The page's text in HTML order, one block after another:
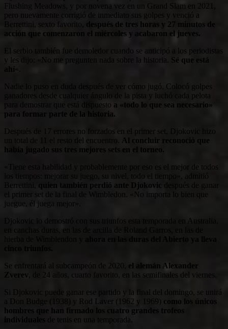
Flushing Meadows, y por novena vez en un Grand Slam en 2021,
pero nuevamente corrigió de inmediato sus golpes y venció a
Berrettini, sexto favorito,
después de tres horas y 27 minutos de
acción que comenzaron el miércoles y acabaron el jueves.
El serbio también fue demoledor cuando se anticipó a los periodistas
y les dijo: «No me pregunten nada sobre la historia. Sé que está
ahí«.
Nadie lo puso en duda después de ver cómo jugó. Colocó golpes
ganadores desde cualquier ángulo de la pista y luchó cada pelota
para demostrar que está dispuesto a «todo lo que sea necesario»
para formar parte de la historia.
Después de 17 errores no forzados en el primer set, Djokovic hizo
un total de 11 el resto del encuentro.
Al concluir reconoció que
había jugado sus tres mejores sets en el torneo.
«Tiene esta habilidad y probablemente por eso es el mejor de todos
los tiempos: mejorar su juego, su nivel, todo el tiempo», admitió
Berrettini,
quien también perdió ante Djokovic
después de ganar
el primer set de la final de Wimbledon. «No importa lo bien que
juegue, él juega mejor».
Djokovic lo demostró con sus triunfos esta temporada en Australia,
en canchas duras, en las de arcilla de Roland Garros, en las de
Se enfrentará al subcampeón de 2020, el alemán Alexander
Zverev
, de 24 años, cuarto favorito, en las semifinales del viernes.
Si Djokovic puede ganar ese partido y la final del domingo, se unirá
a Don Budge (1938) y Rod Laver (1962 y 1969) como los únicos
hombres que han firmado los cuatro grandes trofeos
individuales
de tenis en una temporada.